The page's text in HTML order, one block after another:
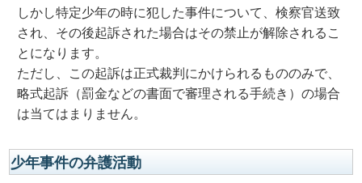
しかし特定少年の時に犯した事件について、検察官送致
され、その後起訴された場合はその禁止が解除されるこ
とになります。
ただし、この起訴は正式裁判にかけられるもののみで、
略式起訴（罰金などの書面で審理される手続き）の場合
は当てはまりません。
少年事件の弁護活動